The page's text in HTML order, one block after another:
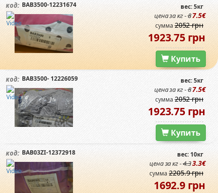
код: BAB3500-12231674 вес: 5кг
цена за кг -87.5€
сумма2052 грн
1923.75 грн
Купить
код: BAB3500- 12226059 вес: 5кг
цена за кг -87.5€
сумма2052 грн
1923.75 грн
Купить
код: BAB03ZI-12372918 вес: 10кг
цена за кг -4.33.3€
сумма 2205.9 грн
1692.9 грн